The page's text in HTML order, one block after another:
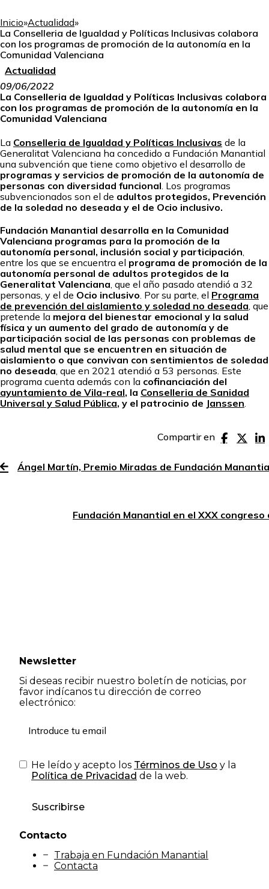
Inicio»Actualidad»
La Conselleria de Igualdad y Políticas Inclusivas colabora
con los programas de promoción de la autonomía en la
Comunidad Valenciana
Actualidad
09/06/2022
La Conselleria de Igualdad y Políticas Inclusivas colabora
con los programas de promoción de la autonomía en la
Comunidad Valenciana
La Conselleria de Igualdad y Políticas Inclusivas de la
Generalitat Valenciana ha concedido a Fundación Manantial
una subvención que tiene como objetivo el desarrollo de
programas y servicios de promoción de la autonomía de
personas con diversidad funcional. Los programas
subvencionados son el de adultos protegidos, Prevención
de la soledad no deseada y el de Ocio inclusivo.
Fundación Manantial desarrolla en la Comunidad
Valenciana programas para la promoción de la
autonomía personal, inclusión social y participación
entre los que se encuentra el programa de promoción de la
autonomía personal de adultos protegidos de la
Generalitat Valenciana , que el año pasado atendió a 32
personas, y el de Ocio inclusivo . Por su parte, el Programa
de prevención del aislamiento y soledad no deseada , que
pretende la mejora del bienestar emocional y la salud
física y un aumento del grado de autonomía y de
participación social de las personas con problemas de
salud mental que se encuentren en situación de
aislamiento o que convivan con sentimientos de soledad
no deseada , que en 2021 atendió a 53 personas. Este
programa cuenta además con la cofinanciación del
ayuntamiento de Vila-real, la Conselleria de Sanidad
Universal y Salud Pública, y el patrocinio de Janssen
Compartir en
Ángel Martín, Premio Miradas de Fundación
Fundación Manantial en el XXX
Newsletter
Si deseas recibir nuestro boletín de noticias, por
favor indícanos tu dirección de correo
electrónico:
He leído y acepto los Términos de Uso y la
Política de Privacidad de la web.
Suscribirse
Contacto
Trabaja en Fundación Manantial
Contacta